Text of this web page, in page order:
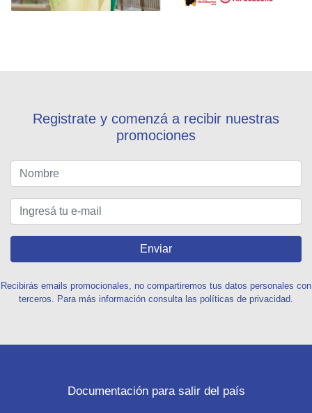
Registrate y comenzá a recibir nuestras
promociones
Enviar
Recibirás emails promocionales, no compartiremos tus datos personales con
terceros. Para más información consulta las políticas de privacidad.
Documentación para salir del país